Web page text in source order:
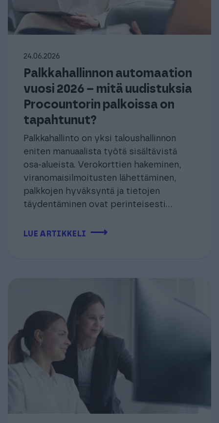
24.06.2026
Palkkahallinnon automaation
vuosi 2026 – mitä uudistuksia
Procountorin palkoissa on
tapahtunut?
Palkkahallinto on yksi taloushallinnon
eniten manuaalista työtä sisältävistä
osa-alueista. Verokorttien hakeminen,
viranomaisilmoitusten lähettäminen,
palkkojen hyväksyntä ja tietojen
täydentäminen ovat perinteisesti...
LUE ARTIKKELI ⟶